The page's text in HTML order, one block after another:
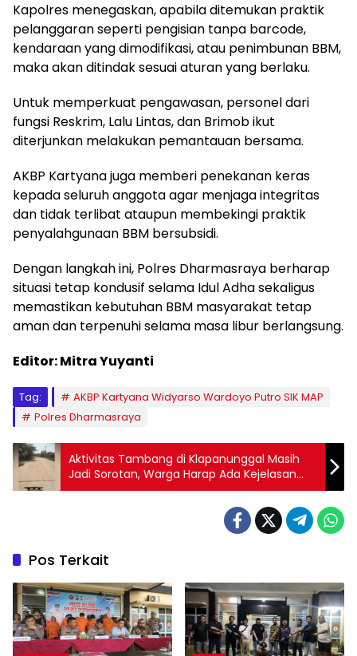
Kapolres menegaskan, apabila ditemukan praktik
pelanggaran seperti pengisian tanpa barcode,
kendaraan yang dimodifikasi, atau penimbunan BBM,
maka akan ditindak sesuai aturan yang berlaku.
Untuk memperkuat pengawasan, personel dari
fungsi Reskrim, Lalu Lintas, dan Brimob ikut
diterjunkan melakukan pemantauan bersama.
AKBP Kartyana juga memberi penekanan keras
kepada seluruh anggota agar menjaga integritas
dan tidak terlibat ataupun membekingi praktik
penyalahgunaan BBM bersubsidi.
Dengan langkah ini, Polres Dharmasraya berharap
situasi tetap kondusif selama Idul Adha sekaligus
memastikan kebutuhan BBM masyarakat tetap
aman dan terpenuhi selama masa libur berlangsung.
Editor: Mitra Yuyanti
Tag:
AKBP Kartyana Widyarso Wardoyo Putro SIK MAP
Polres Dharmasraya
Aktivitas Tambang di Klapanunggal Masih
Jadi Sorotan, Warga Harap Ada Kejelasan
Penanganan
Pos Terkait